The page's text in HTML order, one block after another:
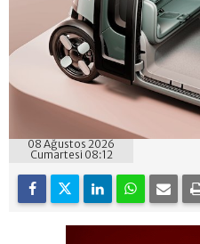
08 Ağustos 2026
Cumartesi 08:12